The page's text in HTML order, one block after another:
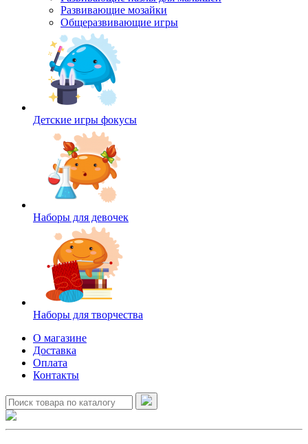
Развивающие мозайки
Общеразвивающие игры
Детские игры фокусы
Наборы для девочек
Наборы для творчества
О магазине
Доставка
Оплата
Контакты